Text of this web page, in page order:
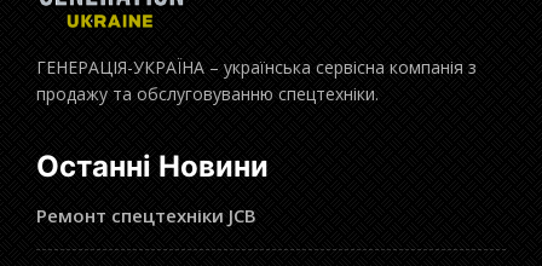
ГЕНЕРАЦІЯ-УКРАЇНА – українська сервісна компанія з
продажу та обслуговуванню спецтехніки.
Останні Новини
Ремонт спецтехніки JCB